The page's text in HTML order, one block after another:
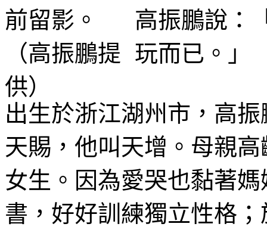
高振鵬說：
玩而已。」
出生於浙江湖州市，高
天賜，他叫天增。母親
女生。因為愛哭也黏著
書，好好訓練獨立性格